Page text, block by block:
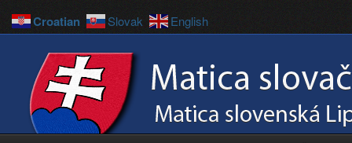
Croatian Slovak English